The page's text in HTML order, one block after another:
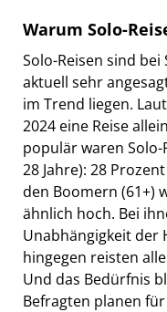
Warum Solo-
Solo-Reisen sind
aktuell sehr
im Trend liegen.
2024 eine Reise
populär waren Solo-
28 Jahre): 28
den Boomern (61+)
ähnlich hoch. Bei
Unabhängigkeit der
hingegen reisten
Und das Bedürfnis
Befragten planen